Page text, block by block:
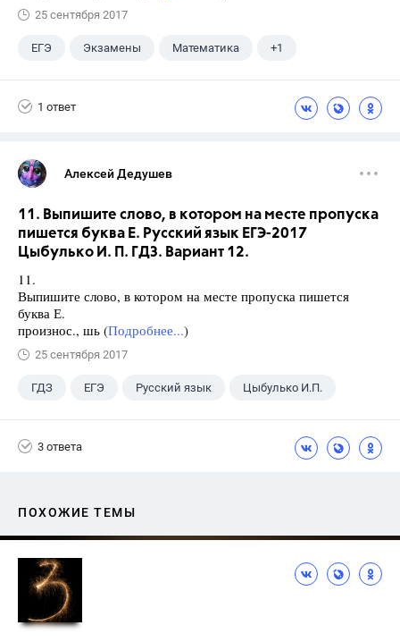
25 сентября 2017
ЕГЭ Экзамены Математика +1
1 ответ
Алексей Дедушев
11. Выпишите слово, в котором на месте пропуска
пишется буква Е. Русский язык ЕГЭ-2017
Цыбулько И. П. ГДЗ. Вариант 12.
11.
Выпишите слово, в котором на месте пропуска пишется
буква Е.
произнос., шь (Подробнее...)
25 сентября 2017
ГДЗ ЕГЭ Русский язык Цыбулько И.П.
3 ответа
ПОХОЖИЕ ТЕМЫ